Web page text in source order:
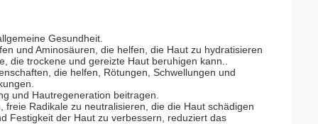
Gesundheit.
und Aminosäuren, die helfen, die Haut zu hydratisieren
die trockene und gereizte Haut beruhigen kann..
die helfen, Rötungen, Schwellungen und
und Hautregeneration beitragen.
Radikale zu neutralisieren, die die Haut schädigen
Festigkeit der Haut zu verbessern, reduziert das